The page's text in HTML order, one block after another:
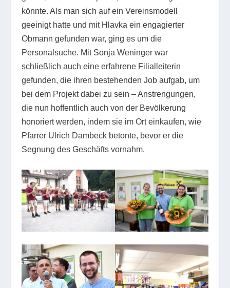
könnte. Als man sich auf ein Vereinsmodell
geeinigt hatte und mit Hlavka ein engagierter
Obmann gefunden war, ging es um die
Personalsuche. Mit Sonja Weninger war
schließlich auch eine erfahrene Filialleiterin
gefunden, die ihren bestehenden Job aufgab, um
bei dem Projekt dabei zu sein – Anstrengungen,
die nun hoffentlich auch von der Bevölkerung
honoriert werden, indem sie im Ort einkaufen, wie
Pfarrer Ulrich Dambeck betonte, bevor er die
Segnung des Geschäfts vornahm.